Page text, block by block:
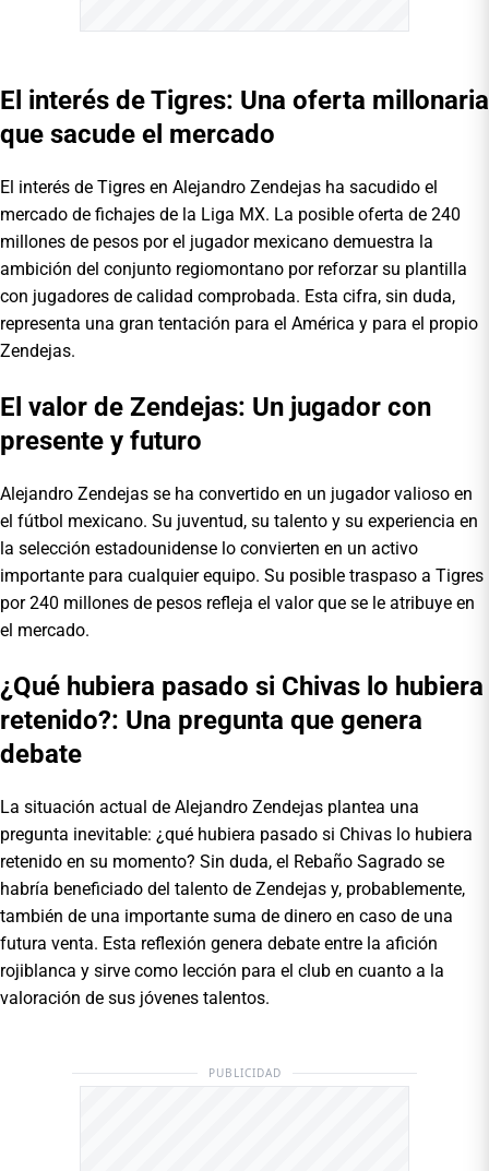
El interés de Tigres: Una oferta millonaria
que sacude el mercado
El interés de Tigres en Alejandro Zendejas ha sacudido el
mercado de fichajes de la Liga MX. La posible oferta de 240
millones de pesos por el jugador mexicano demuestra la
ambición del conjunto regiomontano por reforzar su plantilla
con jugadores de calidad comprobada. Esta cifra, sin duda,
representa una gran tentación para el América y para el propio
Zendejas.
El valor de Zendejas: Un jugador con
presente y futuro
Alejandro Zendejas se ha convertido en un jugador valioso en
el fútbol mexicano. Su juventud, su talento y su experiencia en
la selección estadounidense lo convierten en un activo
importante para cualquier equipo. Su posible traspaso a Tigres
por 240 millones de pesos refleja el valor que se le atribuye en
el mercado.
¿Qué hubiera pasado si Chivas lo hubiera
retenido?: Una pregunta que genera
debate
La situación actual de Alejandro Zendejas plantea una
pregunta inevitable: ¿qué hubiera pasado si Chivas lo hubiera
retenido en su momento? Sin duda, el Rebaño Sagrado se
habría beneficiado del talento de Zendejas y, probablemente,
también de una importante suma de dinero en caso de una
futura venta. Esta reflexión genera debate entre la afición
rojiblanca y sirve como lección para el club en cuanto a la
valoración de sus jóvenes talentos.
PUBLICIDAD